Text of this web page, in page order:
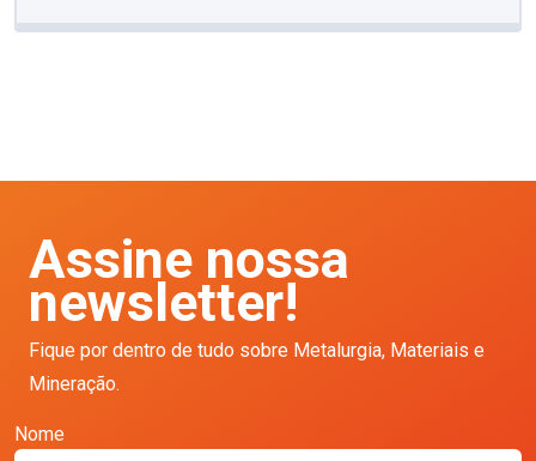
Assine nossa
newsletter!
Fique por dentro de tudo sobre Metalurgia, Materiais e
Mineração.
Nome